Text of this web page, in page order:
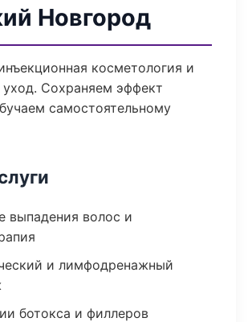
Новгород
косметология и
Сохраняем эффект
самостоятельному
выпадения волос и
и лимфодренажный
ботокса и филлеров